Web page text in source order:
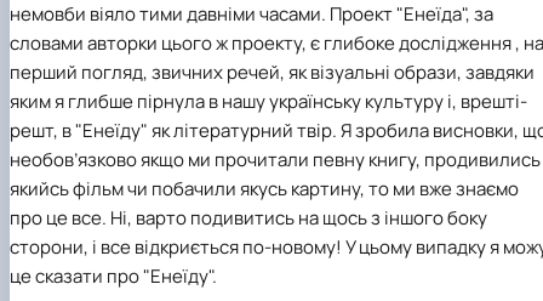
немовби віяло тими давніми часами. Проект "Енеїда", за
словами авторки цього ж проекту, є глибоке дослідження , на
перший погляд, звичних речей, як візуальні образи, завдяки
яким я глибше пірнула в нашу українську культуру і, врешті-
решт, в "Енеїду" як літературний твір. Я зробила висновки,
необов’язково якщо ми прочитали певну книгу, продивились
якийсь фільм чи побачили якусь картину, то ми вже знаємо
про це все. Ні, варто подивитись на щось з іншого боку
сторони, і все відкриється по-новому! У цьомувипадку я
це сказати про "Енеїду".